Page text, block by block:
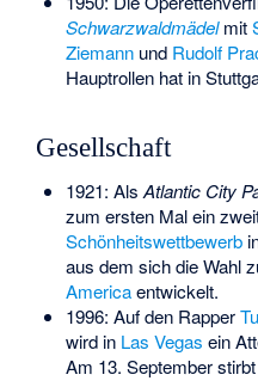
Schwarzwaldmädelmit
Ziemannund Rudolf
Hauptrollen hat in
Gesellschaft
1921: Als Atlantic City
zum ersten Mal ein
Schönheitswettbewerb
aus dem sich die Wahl
Americaentwickelt.
1996: Auf den Rapper
wird in Las Vegas ein
Am 13. September